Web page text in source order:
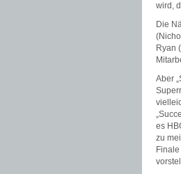
wird,
Die
Ryan
Aber
es
zu